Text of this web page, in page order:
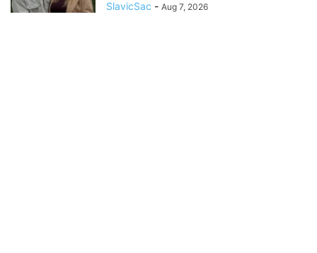
SlavicSac - Aug 7, 2026